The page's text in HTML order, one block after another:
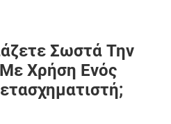
Σωστά Την
Χρήση Ενός